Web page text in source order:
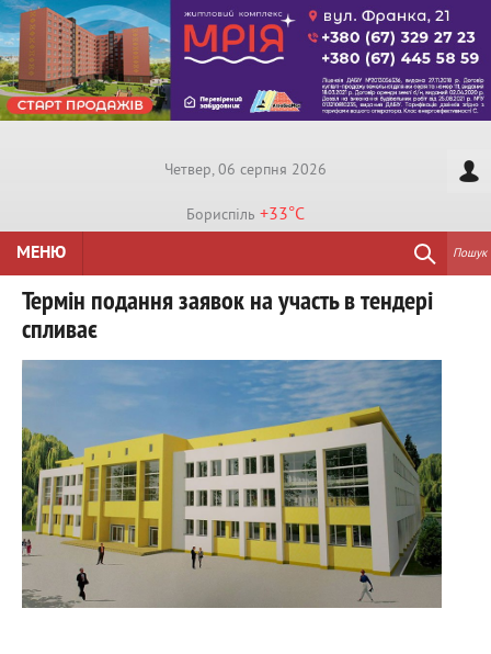
Четвер, 06 серпня 2026
Бориспiль +33°C
МЕНЮ
Пошук
Термін подання заявок на участь в тендері
спливає